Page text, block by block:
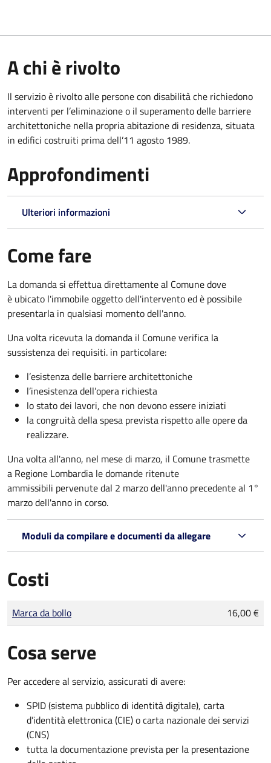
A chi è rivolto
Il servizio è rivolto alle persone con disabilità che richiedono
interventi per l’eliminazione o il superamento delle barriere
architettoniche nella propria abitazione di residenza, situata
in edifici costruiti prima dell’11 agosto 1989.
Approfondimenti
Ulteriori informazioni
Come fare
La domanda si effettua direttamente al Comune dove
è ubicato l'immobile oggetto dell'intervento ed è possibile
presentarla in qualsiasi momento dell'anno.
Una volta ricevuta la domanda il Comune verifica la
sussistenza dei requisiti. in particolare:
l’esistenza delle barriere architettoniche
l’inesistenza dell’opera richiesta
lo stato dei lavori, che non devono essere iniziati
la congruità della spesa prevista rispetto alle opere da
realizzare.
Una volta all'anno, nel mese di marzo, il Comune trasmette
a Regione Lombardia le domande ritenute
ammissibili pervenute dal 2 marzo dell'anno precedente al 1°
marzo dell'anno in corso.
Moduli da compilare e documenti da allegare
Costi
Tipo di pagamento
Importo
Marca da bollo 16,00 €
Cosa serve
Per accedere al servizio, assicurati di avere:
SPID (sistema pubblico di identità digitale), carta
d’identità elettronica (CIE) o carta nazionale dei servizi
(CNS)
tutta la documentazione prevista per la presentazione